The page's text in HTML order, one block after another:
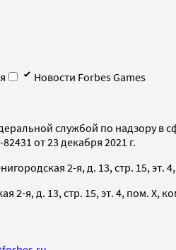
Новости Forbes Games
службой по надзору
от 23 декабря 2021 г.
2-я, д. 13, стр. 15, эт.
2-я, д. 13, стр. 15, эт. 4, пом. X,